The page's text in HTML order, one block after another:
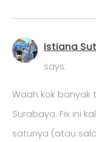
Istiana
says:
Waah kok
Surabaya. Fix ini
satunya (atau